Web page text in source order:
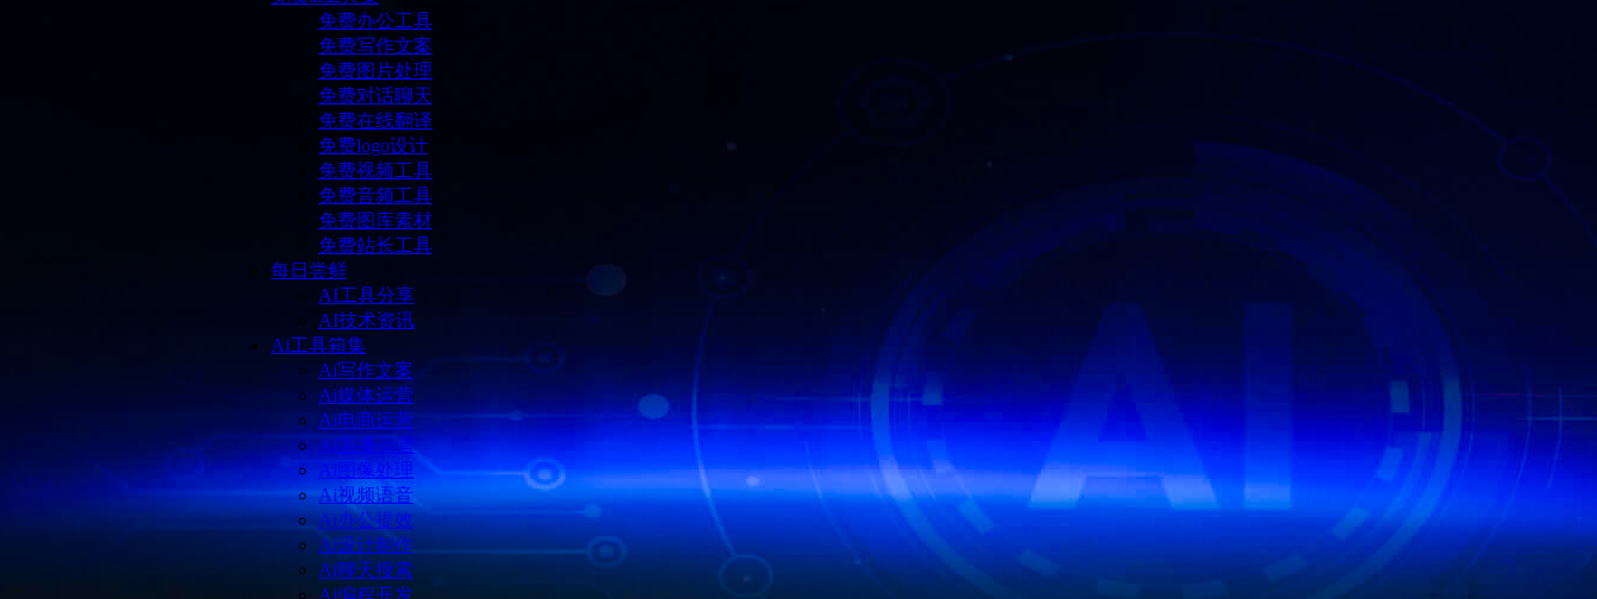
免费办公工具
免费写作文案
免费图片处理
免费对话聊天
免费在线翻译
免费logo设计
免费视频工具
免费音频工具
免费图库素材
免费站长工具
每日尝鲜
AI工具分享
AI技术资讯
Ai工具箱集
Ai写作文案
Ai媒体运营
Ai电商运营
AI直播运营
Ai图像处理
Ai视频语音
Ai办公提效
Ai设计制作
Ai聊天搜索
Ai编程开发